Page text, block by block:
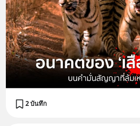
2 บันทึก